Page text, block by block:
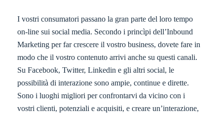
I vostri consumatori passano la gran parte del loro tempo
on-line sui social media. Secondo i princìpi dell’Inbound
Marketing per far crescere il vostro business, dovete fare in
modo che il vostro contenuto arrivi anche su questi canali.
Su Facebook, Twitter, Linkedin e gli altri social, le
possibilità di interazione sono ampie, continue e dirette.
Sono i luoghi migliori per confrontarvi da vicino con i
vostri clienti, potenziali e acquisiti, e creare un’interazione,